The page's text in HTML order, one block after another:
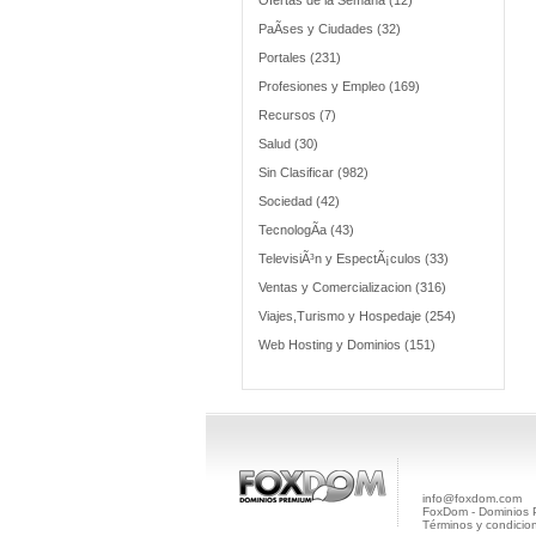
PaÃ­ses y Ciudades (32)
Portales (231)
Profesiones y Empleo (169)
Recursos (7)
Salud (30)
Sin Clasificar (982)
Sociedad (42)
TecnologÃ­a (43)
TelevisiÃ³n y EspectÃ¡culos (33)
Ventas y Comercializacion (316)
Viajes,Turismo y Hospedaje (254)
Web Hosting y Dominios (151)
info@foxdom.com
FoxDom - Dominios
Términos y